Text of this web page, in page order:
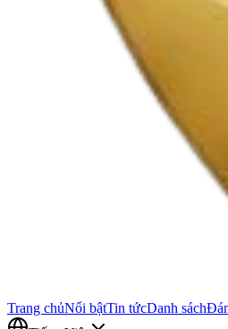
Trang chủNổi bậtTin tứcDanh sách